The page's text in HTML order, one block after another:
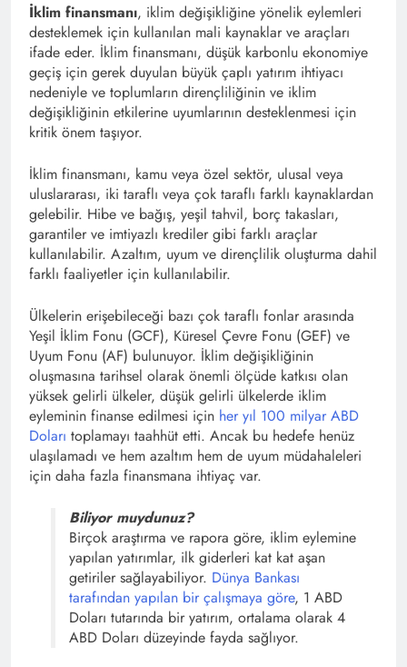
İklim finansmanı, iklim değişikliğine yönelik eylemleri
desteklemek için kullanılan mali kaynaklar ve araçları
ifade eder. İklim finansmanı, düşük karbonlu ekonomiye
geçiş için gerek duyulan büyük çaplı yatırım ihtiyacı
nedeniyle ve toplumların dirençliliğinin ve iklim
değişikliğinin etkilerine uyumlarının desteklenmesi için
kritik önem taşıyor.
İklim finansmanı, kamu veya özel sektör, ulusal veya
uluslararası, iki taraflı veya çok taraflı farklı kaynaklardan
gelebilir. Hibe ve bağış, yeşil tahvil, borç takasları,
garantiler ve imtiyazlı krediler gibi farklı araçlar
kullanılabilir. Azaltım, uyum ve dirençlilik oluşturma dahil
farklı faaliyetler için kullanılabilir.
Ülkelerin erişebileceği bazı çok taraflı fonlar arasında
Yeşil İklim Fonu (GCF), Küresel Çevre Fonu (GEF) ve
Uyum Fonu (AF) bulunuyor. İklim değişikliğinin
oluşmasına tarihsel olarak önemli ölçüde katkısı olan
yüksek gelirli ülkeler, düşük gelirli ülkelerde iklim
eyleminin finanse edilmesi için her yıl 100 milyar ABD
Doları toplamayı taahhüt etti. Ancak bu hedefe henüz
ulaşılamadı ve hem azaltım hem de uyum müdahaleleri
için daha fazla finansmana ihtiyaç var.
Biliyor muydunuz?
Birçok araştırma ve rapora göre, iklim eylemine
yapılan yatırımlar, ilk giderleri kat kat aşan
getiriler sağlayabiliyor. Dünya Bankası
tarafından yapılan bir çalışmaya göre, 1 ABD
Doları tutarında bir yatırım, ortalama olarak 4
ABD Doları düzeyinde fayda sağlıyor.